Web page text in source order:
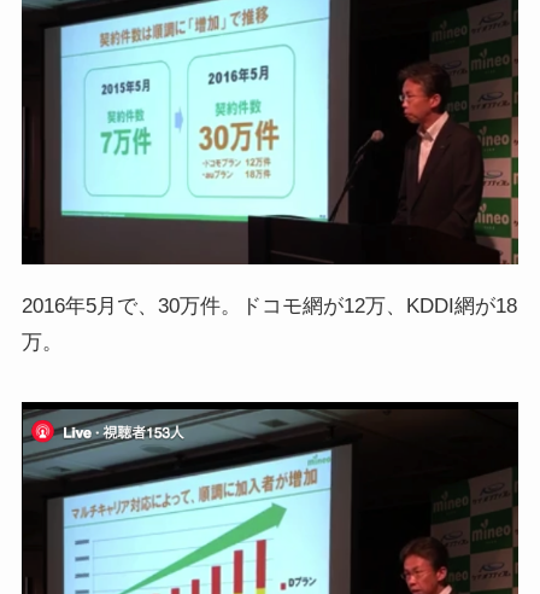
2016年5月で、30万件。ドコモ網が12万、KDDI網が18
万。